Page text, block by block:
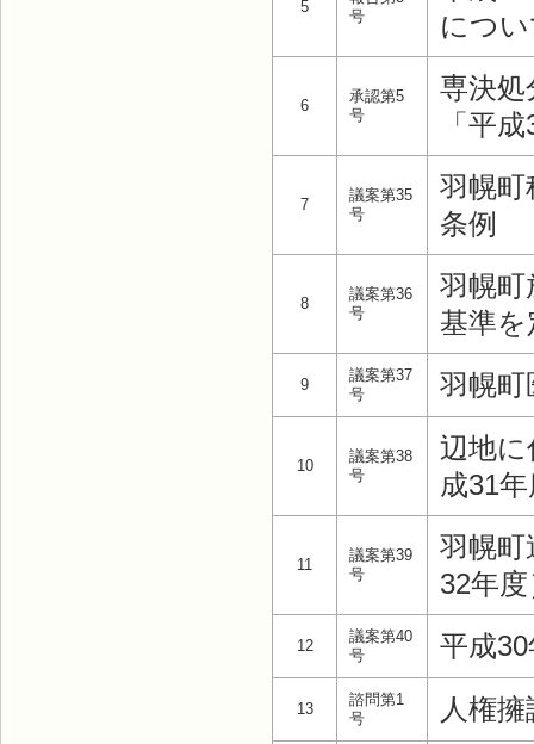
5
号
につ
6
承認第5
号
専決
「平
7
議案第35
号
羽幌
条例
8
議案第36
号
羽幌町
基準
9
議案第37
号
羽幌町
10
議案第38
号
辺地に
成31
11
議案第39
号
羽幌町
32年
12
議案第40
号
平成
13
諮問第1
号
人権